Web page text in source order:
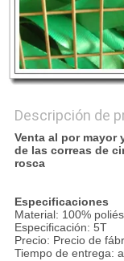
PRIVACY
POLICY
Descripción de
Venta al por mayor
de las correas de
rosca
Especificaciones
Material: 100%
Especificación: 5T
Precio: Precio de
Tiempo de entrega: